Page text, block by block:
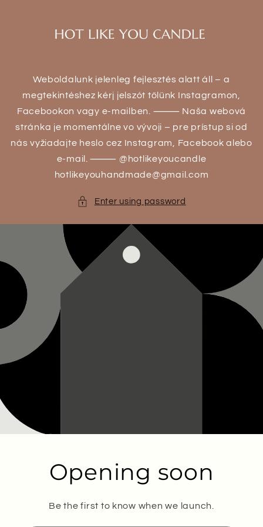
Weboldalunk jelenleg fejlesztés alatt áll – a
megtekintéshez kérj jelszót tőlünk Instagramon,
Facebookon vagy e-mailben. ⸻ Naša webová
stránka je momentálne vo vývoji – pre prístup si od
nás vyžiadajte heslo cez Instagram, Facebook alebo
e-mail. ⸻ @hotlikeyoucandle
hotlikeyouhandmade@gmail.com
Enter using password
Opening soon
Be the first to know when we launch.